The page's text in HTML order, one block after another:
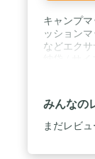
キャンプ
ッション
などエク
サイズ: (
ポリエチ
みんなの
まだレビ